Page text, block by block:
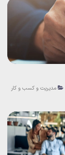
مدیریت و کسب و کار